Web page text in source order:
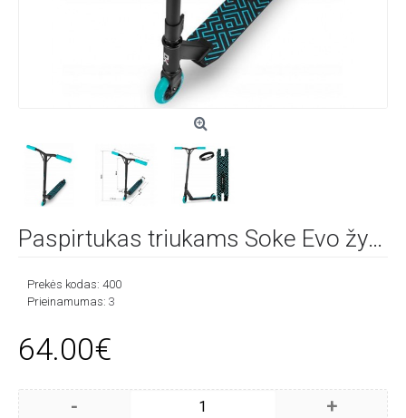
Paspirtukas triukams Soke Evo žydras
Prekės kodas: 400
Prieinamumas: 3
64.00€
- +